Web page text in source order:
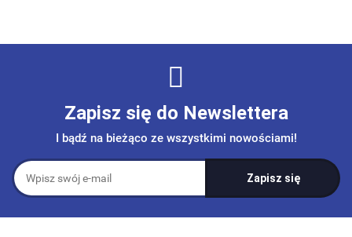
Zapisz się do Newslettera
I bądź na bieżąco ze wszystkimi nowościami!